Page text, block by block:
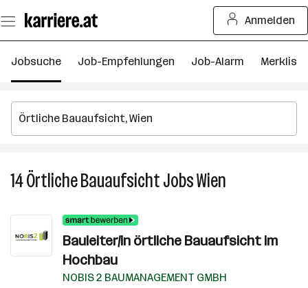
Seiteninhalt
springen
Anmelden
Jobsuche Job-Empfehlungen Job-Alarm Merkliste
14Örtliche BauaufsichtJobsWien
in
Bauleiter/in örtliche Bauaufsicht im
Hochbau
NOBIS 2 BAUMANAGEMENT GMBH